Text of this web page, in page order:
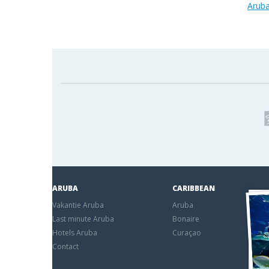
ARUBA
Vakantie Aruba
Last minute Aruba
Hotels Aruba
Contact
CARIBBEAN
Aruba
Bonaire
Curaçao